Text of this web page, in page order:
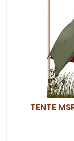
TENTE